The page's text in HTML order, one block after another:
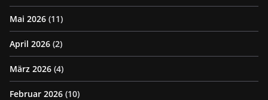
Mai 2026 (11)
April 2026 (2)
März 2026 (4)
Februar 2026 (10)